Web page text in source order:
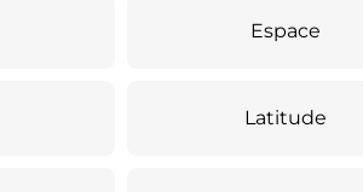
Espace
Latitude